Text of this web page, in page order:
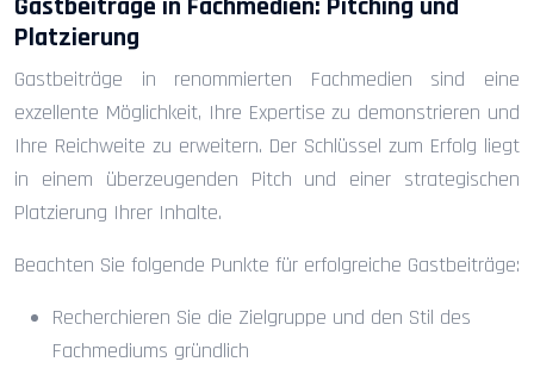
Gastbeiträge in Fachmedien: Pitching und
Platzierung
Gastbeiträge in renommierten Fachmedien sind eine
exzellente Möglichkeit, Ihre Expertise zu demonstrieren und
Ihre Reichweite zu erweitern. Der Schlüssel zum Erfolg liegt
in einem überzeugenden Pitch und einer strategischen
Platzierung Ihrer Inhalte.
Beachten Sie folgende Punkte für erfolgreiche Gastbeiträge:
Recherchieren Sie die Zielgruppe und den Stil des
Fachmediums gründlich